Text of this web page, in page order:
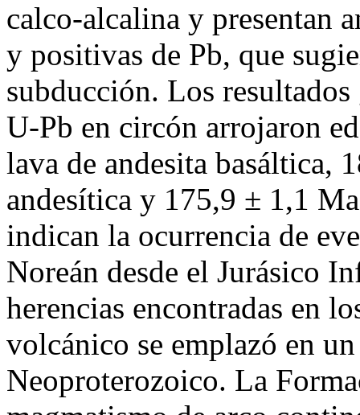
calco-alcalina y presentan
y positivas de Pb, que
subducción. Los
U-Pb en circón arrojaron
lava de andesita basáltica,
andesítica y 175,9 ± 1,1
indican la ocurrencia de
Noreán desde el Jurásico
herencias encontradas en
volcánico se emplazó en
Neoproterozoico. La